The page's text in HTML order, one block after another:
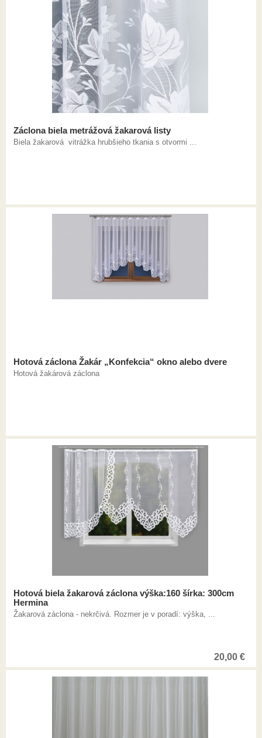
Záclona biela metrážová žakarová listy
Biela žakarová vitrážka hrubšieho tkania s otvormi ...
Hotová záclona Žakár „Konfekcia“ okno alebo dvere
Hotová žakárová záclona
Hotová biela žakarová záclona výška:160 šírka: 300cm
Hermina
Žakarová záclona - nekrčivá. Rozmer je v poradí: výška, ...
20,00 €